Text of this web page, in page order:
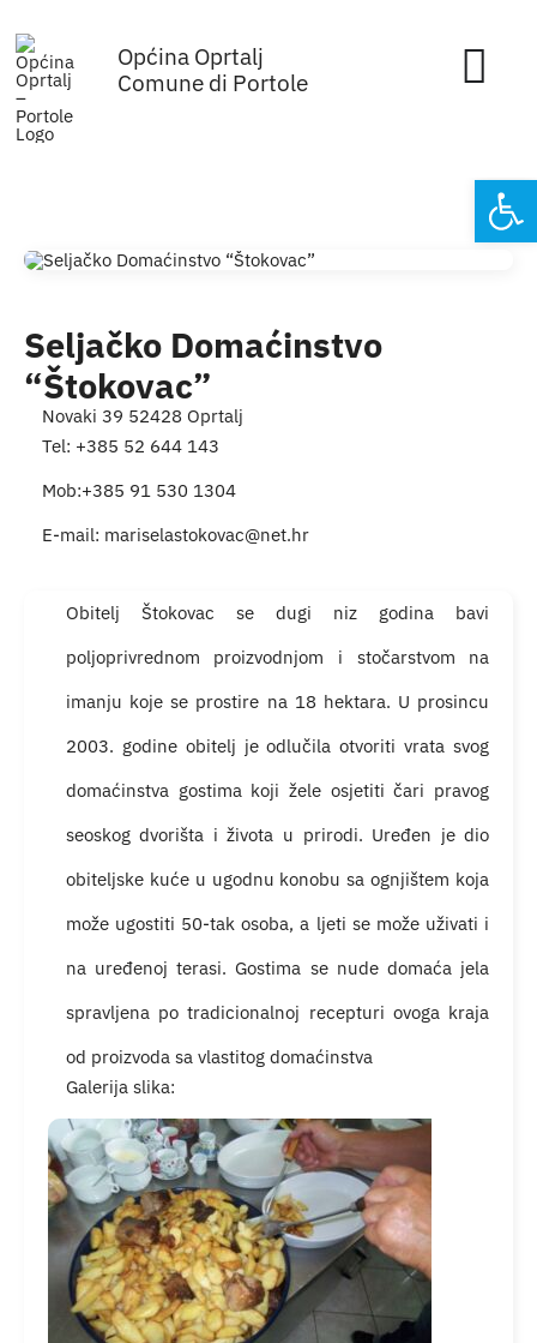
content
Općina Oprtalj
Comune di Portole
Za građane
Mjesta
Subjekti
Seljačko Domaćinstvo
“Štokovac”
Novaki 39 52428 Oprtalj
Tel: +385 52 644 143
Mob:+385 91 530 1304
E-mail: mariselastokovac@net.hr
Obitelj Štokovac se dugi niz godina bavi
poljoprivrednom proizvodnjom i stočarstvom na
imanju koje se prostire na 18 hektara. U prosincu
2003. godine obitelj je odlučila otvoriti vrata svog
domaćinstva gostima koji žele osjetiti čari pravog
seoskog dvorišta i života u prirodi. Uređen je dio
obiteljske kuće u ugodnu konobu sa ognjištem koja
može ugostiti 50-tak osoba, a ljeti se može uživati i
na uređenoj terasi. Gostima se nude domaća jela
spravljena po tradicionalnoj recepturi ovoga kraja
od proizvoda sa vlastitog domaćinstva
Galerija slika: